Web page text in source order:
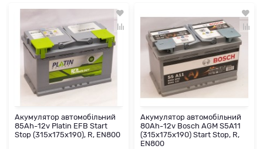
Акумулятор автомобільний
85Ah-12v Platin EFB Start
Stop (315х175х190), R, EN800
Акумулятор автомобільний
80Ah-12v Bosch AGM S5A11
(315х175х190) Start Stop, R,
EN800